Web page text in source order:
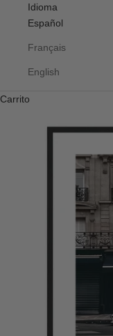
Idioma
Español
Français
English
Carrito